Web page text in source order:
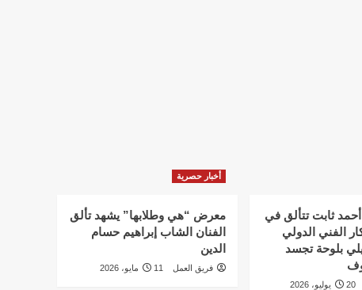
أحمد ثابت تتألق في
الفني الدولي
بلوحة تجسد
20 يوليو، 2026
أخبار حصرية
معرض “هي وطلابها” يشهد تألق
الفنان الشاب إبراهيم حسام
الدين
فريق العمل 11 مايو، 2026